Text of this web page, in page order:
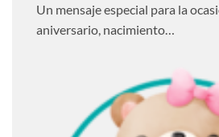
Un mensaje especial para la
aniversario, nacimiento…